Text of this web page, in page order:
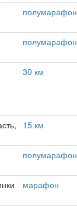
полумарафон
полумарафон
30 км
15 км
полумарафон
марафон